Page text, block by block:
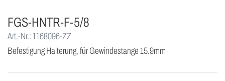
FGS-HNTR-F-5/8
Art.-Nr.: 1168096-ZZ
Befestigung Halterung, für Gewindestange 15.9mm